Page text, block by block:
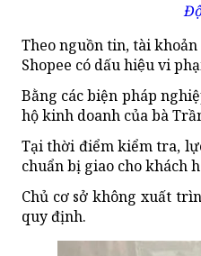
Theo nguồn tin, tài
Shopee có dấu hiệu vi
Bằng các biện pháp
hộ kinh doanh của bà
Tại thời điểm kiểm tra,
chuẩn bị giao cho khách
Chủ cơ sở không xuất
quy định.